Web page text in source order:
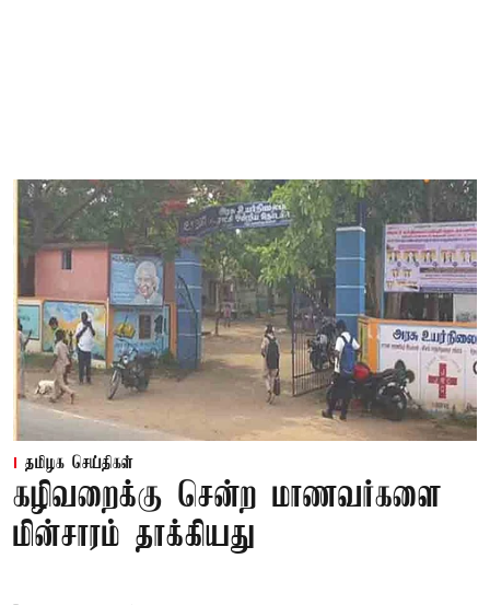
தமிழக செய்திகள்
கழிவறைக்கு சென்ற மாணவர்களை
மின்சாரம் தாக்கியது